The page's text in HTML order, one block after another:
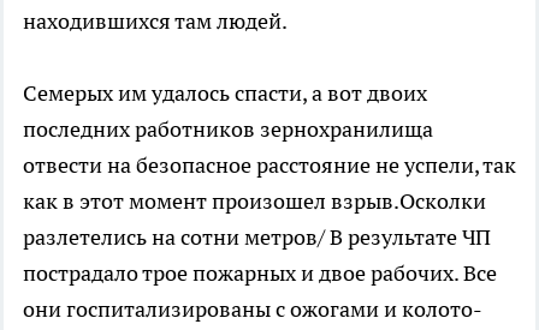
находившихся там людей.
Семерых им удалось спасти, а вот двоих
последних работников зернохранилища
отвести на безопасное расстояние не успели, так
как в этот момент произошел взрыв.Осколки
разлетелись на сотни метров/ В результате ЧП
пострадало трое пожарных и двое рабочих. Все
они госпитализированы с ожогами и колото-